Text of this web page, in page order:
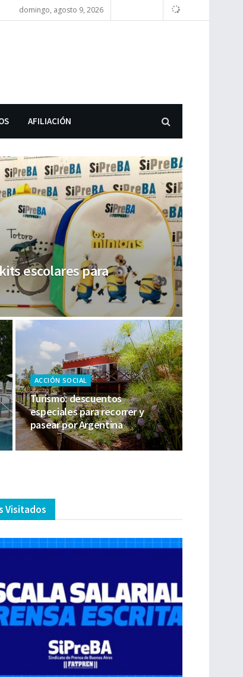
domingo, agosto 9, 2026
AFILIACIÓN
escolares para
ACCIÓN SOCIAL
Turismo: descuentos
especiales para recorrer y
pasear por Argentina
Visitados